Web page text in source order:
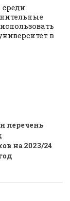
в
перечень
на 2023/24